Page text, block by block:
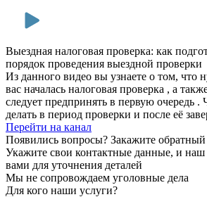
Выездная налоговая проверка: как
порядок проведения выездной проверки
Из данного видео вы узнаете о том, что
вас началась налоговая проверка , а
следует предпринять в первую очередь .
делать в период проверки и после её
Перейти на канал
Появились вопросы? Закажите обратный
Укажите свои контактные данные, и наш
вами для уточнения деталей
Мы не сопровождаем уголовные дела
Для кого наши услуги?